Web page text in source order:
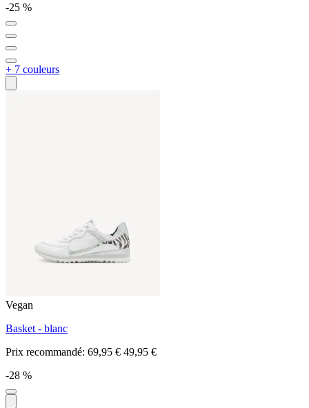
-25 %
+ 7 couleurs
Vegan
Basket - blanc
Prix recommandé: 69,95 € 49,95 €
-28 %